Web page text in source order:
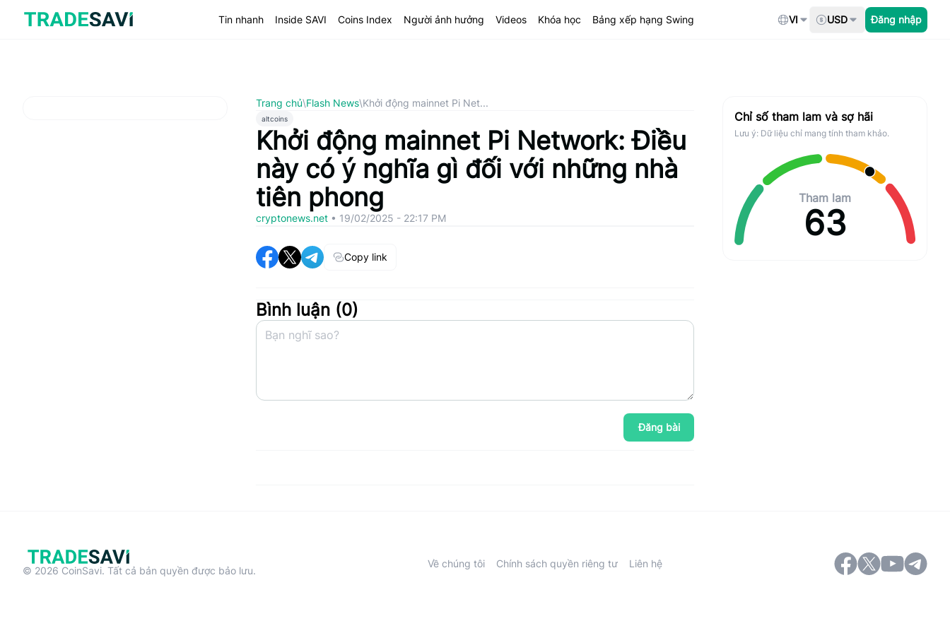
Tin nhanh Inside SAVI Coins Index Người ảnh hưởng Videos Khóa học Bảng xếp hạng Swing VI USD Đăng nhập
Trang chủ\Flash News\Khởi động mainnet Pi Net...
altcoins
Khởi động mainnet Pi Network: Điều
này có ý nghĩa gì đối với những nhà
tiên phong
cryptonews.net • 19/02/2025 - 22:17 PM
Copy link
Bình luận (0)
Đăng bài
Chỉ số tham lam và sợ hãi
Lưu ý: Dữ liệu chỉ mang tính tham khảo.
Tham lam
63
© 2026 CoinSavi. Tất cả bản quyền được bảo lưu.
Về chúng tôi Chính sách quyền riêng tư Liên hệ